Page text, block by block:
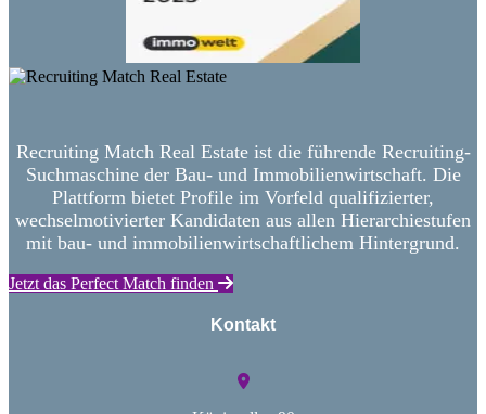
Recruiting Match Real Estate ist die führende Recruiting-
Suchmaschine der Bau- und Immobilienwirtschaft. Die
Plattform bietet Profile im Vorfeld qualifizierter,
wechselmotivierter Kandidaten aus allen Hierarchiestufen
mit bau- und immobilienwirtschaftlichem Hintergrund.
Jetzt das Perfect Match finden
Kontakt